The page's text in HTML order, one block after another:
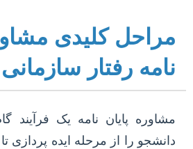
مراحل کلیدی
نامه رفتار سازمانی
مشاوره پایان نامه یک فرآیند
دانشجو را از مرحله ایده پردازی